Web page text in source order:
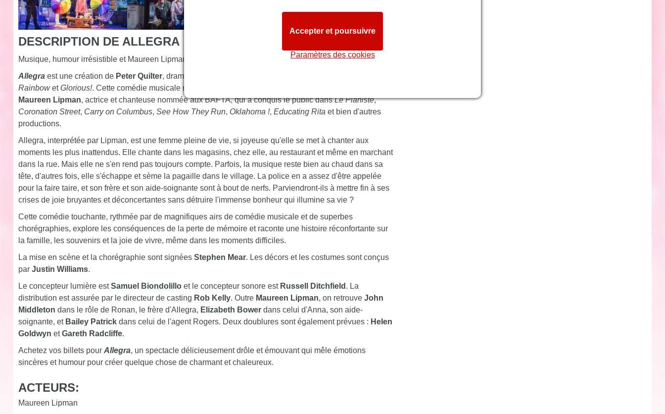
DESCRIPTION DE ALLEGRA
Musique, humour irrésistible et Maureen Lipman :
est la combinaison parfaite.
Allegraest une création de Peter Quilter, dramaturge nommé aux Olivier Awards, à qui l'on doit
RainbowetGlorious!. Cette comédie musicale rafraîchissante et pleine de tendresse met en vedette
Maureen Lipman, actrice et chanteuse nommée aux BAFTA, qui a conquis le public dansLe Pianiste,
Coronation Street, Carry on Columbus, See How They Run, Oklahoma !, Educating Rita et bien d'autres
productions.
Allegra, interprétée par Lipman, est une femme pleine de vie, si joyeuse qu'elle se met à chanter aux
moments les plus inattendus. Elle chante dans les magasins, chez elle, au restaurant et même en marchant
dans la rue. Mais elle ne s'en rend pas toujours compte. Parfois, la musique reste bien au chaud dans sa
tête, d'autres fois, elle s'échappe et sème la pagaille dans le village. La police en a assez d'être appelée
pour la faire taire, et son frère et son aide-soignante sont à bout de nerfs. Parviendront-ils à mettre fin à ses
crises de joie bruyantes et déconcertantes sans détruire l'immense bonheur qui illumine sa vie ?
Cette comédie touchante, rythmée par de magnifiques airs de comédie musicale et de superbes
chorégraphies, explore les conséquences de la perte de mémoire et raconte une histoire réconfortante sur
la famille, les souvenirs et la joie de vivre, même dans les moments difficiles.
La mise en scène et la chorégraphie sont signées Stephen Mear. Les décors et les costumes sont conçus
par Justin Williams.
Le concepteur lumière estSamuel Biondolilloet le concepteur sonore est Russell Ditchfield . La
distribution est assurée par le directeur de casting Rob Kelly. Outre Maureen Lipman, on retrouve John
Middleton dans le rôle de Ronan, le frère d'Allegra, Elizabeth Bowerdans celui d'Anna, son aide-
soignante, et Bailey Patrickdans celui de l'agent Rogers. Deux doublures sont également prévues : Helen
Goldwyn etGareth Radcliffe.
Achetez vos billets pour Allegra, un spectacle délicieusement drôle et émouvant qui mêle émotions
sincères et humour pour créer quelque chose de charmant et chaleureux.
ACTEURS:
Maureen Lipman
Paramètres des cookies
Accepter et poursuivre